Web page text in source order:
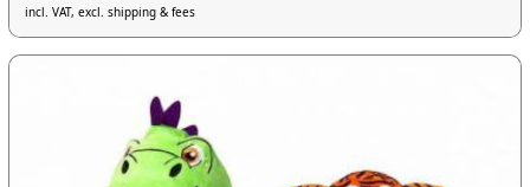
incl. VAT, excl. shipping & fees